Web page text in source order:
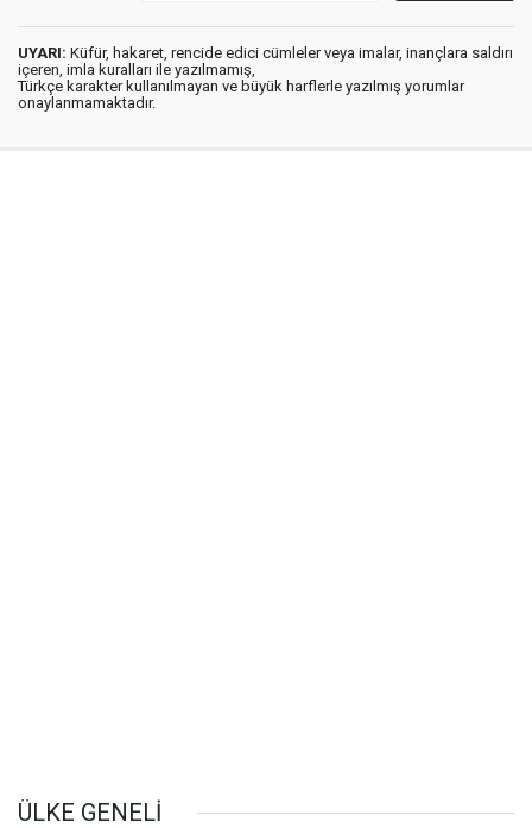
UYARI: Küfür, hakaret, rencide edici cümleler veya imalar, inançlara saldırı
içeren, imla kuralları ile yazılmamış,
Türkçe karakter kullanılmayan ve büyük harflerle yazılmış yorumlar
onaylanmamaktadır.
ÜLKE GENELİ